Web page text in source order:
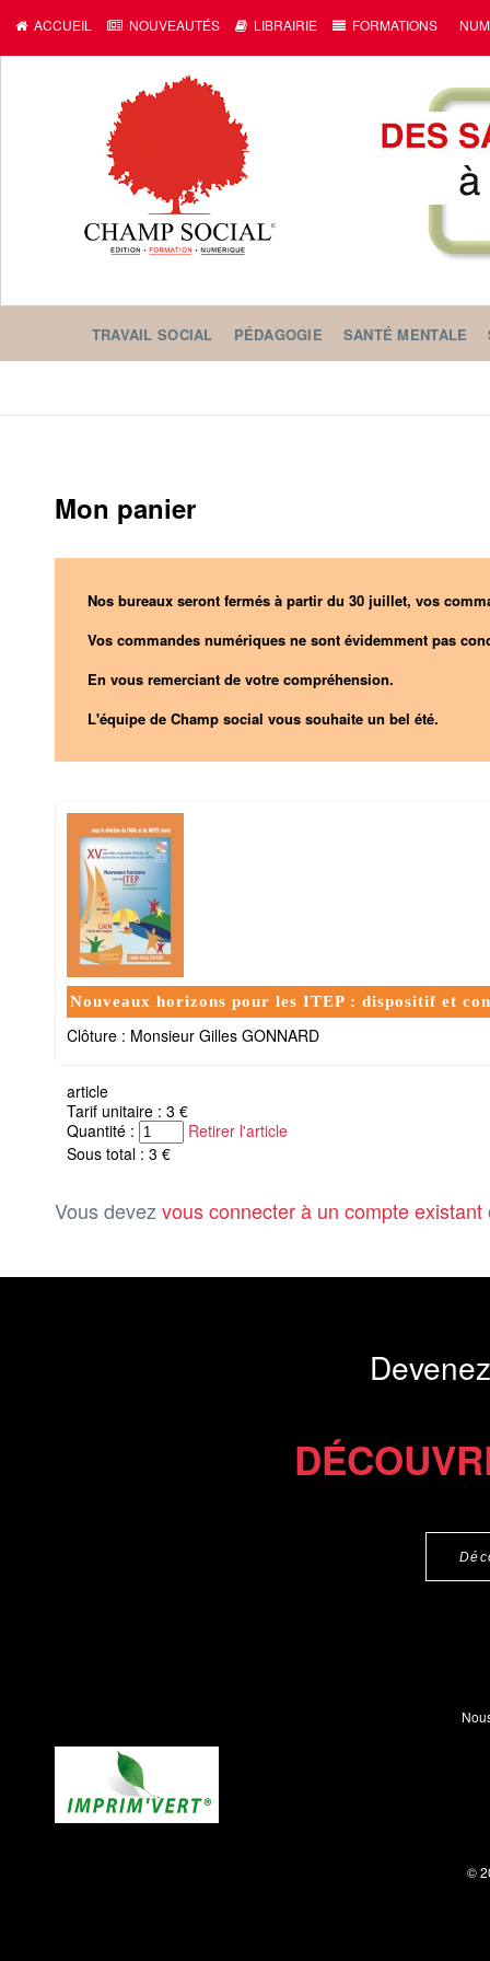
ACCUEIL NOUVEAUTÉS LIBRAIRIE FORMATIONS
TRAVAIL SOCIAL PÉDAGOGIE SANTÉ MENTALE
Mon panier
Nos bureaux seront fermés à partir du 30 juillet, vos
Vos commandes numériques ne sont évidemment pas
En vous remerciant de votre compréhension.
L'équipe de Champ social vous souhaite un bel été.
Nouveaux horizons pour les ITEP : dispositif et
Clôture : Monsieur Gilles GONNARD
article
Tarif unitaire : 3 €
Quantité :
Retirer l'article
Sous total : 3 €
Vous devez vous connecter à un compte existant
©